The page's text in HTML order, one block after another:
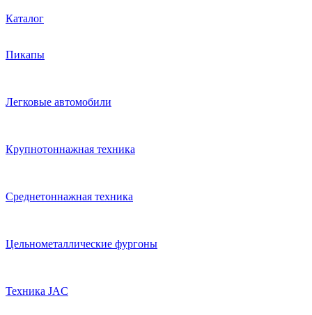
Каталог
Пикапы
Легковые автомобили
Крупнотоннажная техника
Среднетоннажная техника
Цельнометаллические фургоны
Техника JAC